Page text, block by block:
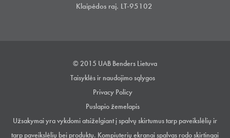
Klaipėdos raj. LT-95102
© 2015 UAB Benders Lietuva
Taisyklės ir naudojimo sąlygos
Privacy Policy
Puslapio žemelapis
Užsakymai yra vykdomi atsiželgiant į spalvų skirtumus tarp paveikslėlių ir
tarp paveikslėlių bei produktų. Kompiuterių ekranai spalvas rodo skirtingai